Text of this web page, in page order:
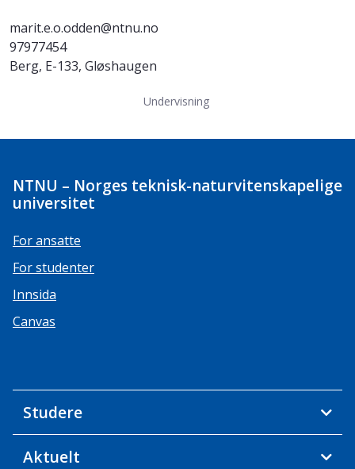
marit.e.o.odden@ntnu.no
97977454
Berg, E-133, Gløshaugen
Undervisning
NTNU – Norges teknisk-naturvitenskapelige
universitet
For ansatte
For studenter
Innsida
Canvas
Studere
Aktuelt